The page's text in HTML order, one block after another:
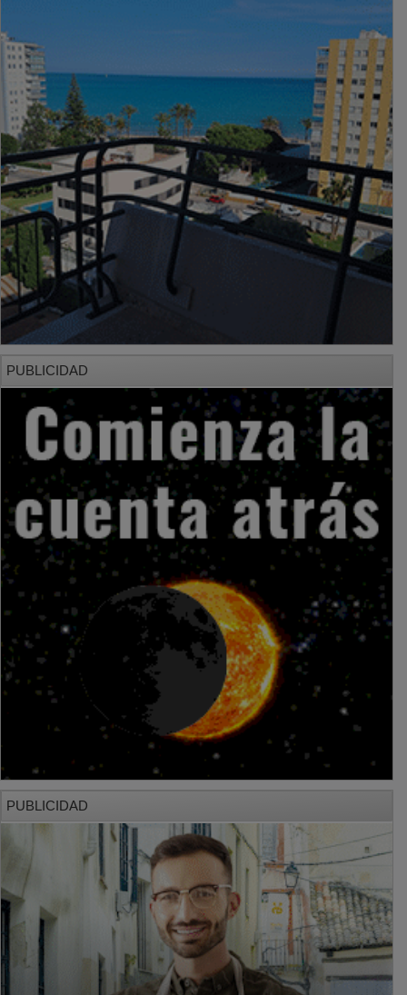
PUBLICIDAD
PUBLICIDAD